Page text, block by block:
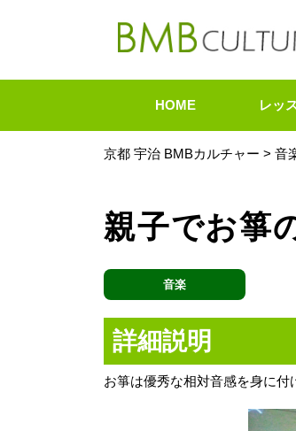
HOME レッ
京都 宇治 BMBカルチャー > 音
親子でお箏
音楽
詳細説明
お箏は優秀な相対音感を身に付